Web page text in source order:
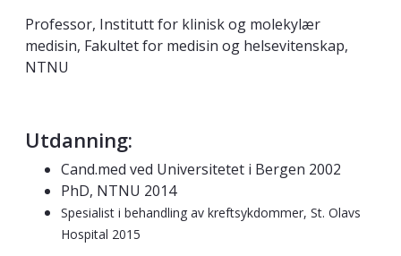
Professor, Institutt for klinisk og molekylær
medisin, Fakultet for medisin og helsevitenskap,
NTNU
Utdanning:
Cand.med ved Universitetet i Bergen 2002
PhD, NTNU 2014
Spesialist i behandling av kreftsykdommer, St. Olavs
Hospital 2015